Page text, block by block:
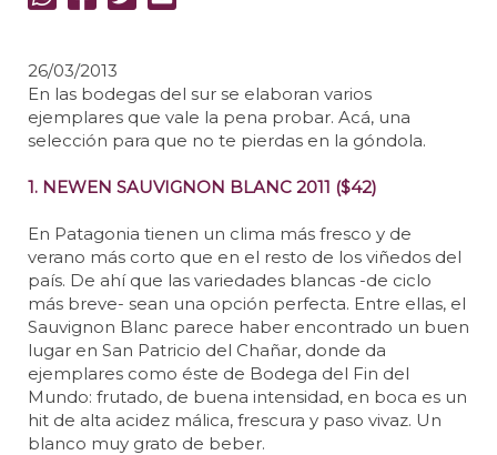
26/03/2013
En las bodegas del sur se elaboran varios
ejemplares que vale la pena probar. Acá, una
selección para que no te pierdas en la góndola.
1. NEWEN SAUVIGNON BLANC 2011 ($42)
En Patagonia tienen un clima más fresco y de
verano más corto que en el resto de los viñedos del
país. De ahí que las variedades blancas -de ciclo
más breve- sean una opción perfecta. Entre ellas, el
Sauvignon Blanc parece haber encontrado un buen
lugar en San Patricio del Chañar, donde da
ejemplares como éste de Bodega del Fin del
Mundo: frutado, de buena intensidad, en boca es un
hit de alta acidez málica, frescura y paso vivaz. Un
blanco muy grato de beber.